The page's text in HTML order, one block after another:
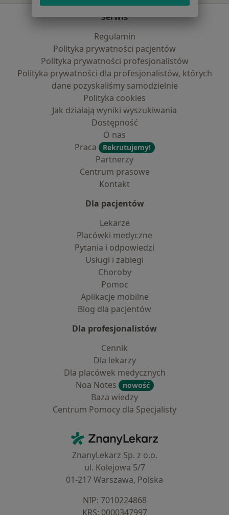
Serwis
Regulamin
Polityka prywatności pacjentów
Polityka prywatności profesjonalistów
Polityka prywatności dla profesjonalistów, których
dane pozyskaliśmy samodzielnie
Polityka cookies
Jak działają wyniki wyszukiwania
Dostępność
O nas
Praca
Rekrutujemy!
Partnerzy
Centrum prasowe
Kontakt
Dla pacjentów
Lekarze
Placówki medyczne
Pytania i odpowiedzi
Usługi i zabiegi
Choroby
Pomoc
Aplikacje mobilne
Blog dla pacjentów
Dla profesjonalistów
Cennik
Dla lekarzy
Dla placówek medycznych
Noa Notes
nowość
Baza wiedzy
Centrum Pomocy dla Specjalisty
ZnanyLekarz - Strona główna
ZnanyLekarz Sp. z o.o.
ul. Kolejowa 5/7
01-217 Warszawa, Polska
NIP: ⁠7010224868
KRS: ⁠0000347997